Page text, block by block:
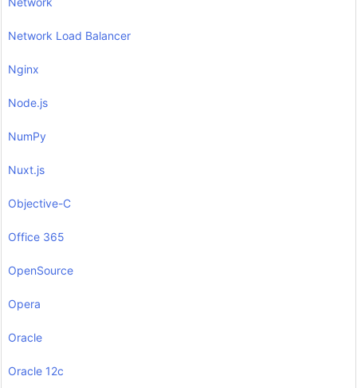
Network Load Balancer
Nginx
Node.js
NumPy
Nuxt.js
Objective-C
Office 365
OpenSource
Opera
Oracle
Oracle 12c